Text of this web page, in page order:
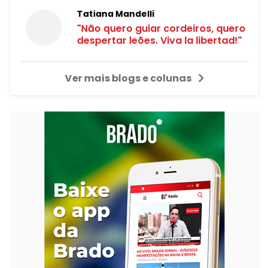
Tatiana Mandelli
"Não quero guiar cordeiros, quero
despertar leões. Viva la libertad!"
Ver mais blogs e colunas